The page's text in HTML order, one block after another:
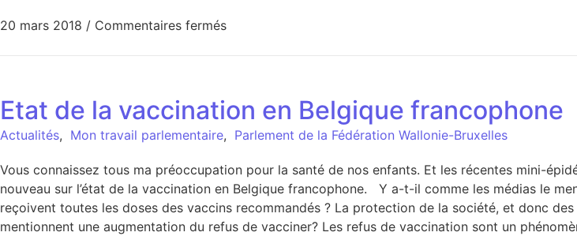
20 mars 2018 / Commentaires fermés
Etat de la vaccination en Belgique francophone
Actualités, Mon travail parlementaire, Parlement de la Fédération Wallonie-Bruxelles
Vous connaissez tous ma préoccupation pour la santé de nos enfants. Et les récentes mini-
nouveau sur l’état de la vaccination en Belgique francophone. Y a-t-il comme les médias le
reçoivent toutes les doses des vaccins recommandés ? La protection de la société, et donc
mentionnent une augmentation du refus de vacciner? Les refus de vaccination sont un